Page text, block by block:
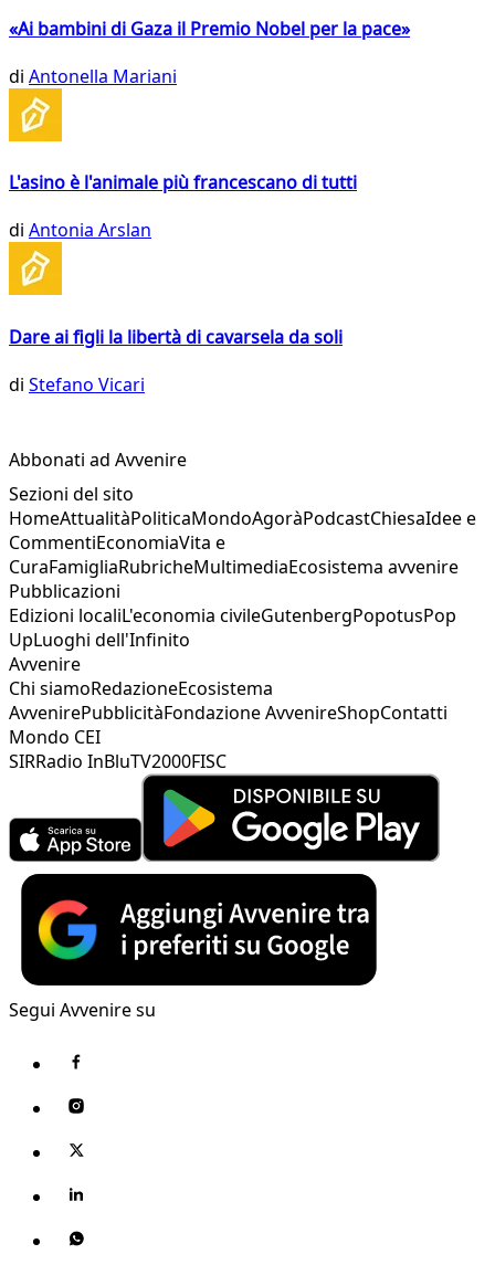
«Ai bambini di Gaza il Premio Nobel per la pace»
di Antonella Mariani
L'asino è l'animale più francescano di tutti
di Antonia Arslan
Dare ai figli la libertà di cavarsela da soli
di Stefano Vicari
Abbonati ad Avvenire
Sezioni del sito
HomeAttualitàPoliticaMondoAgoràPodcastChiesaIdee e
CommentiEconomiaVita e
CuraFamigliaRubricheMultimediaEcosistema avvenire
Pubblicazioni
Edizioni localiL'economia civileGutenbergPopotusPop
UpLuoghi dell'Infinito
Avvenire
Chi siamoRedazioneEcosistema
AvvenirePubblicitàFondazione AvvenireShopContatti
Mondo CEI
SIRRadio InBluTV2000FISC
Segui Avvenire su